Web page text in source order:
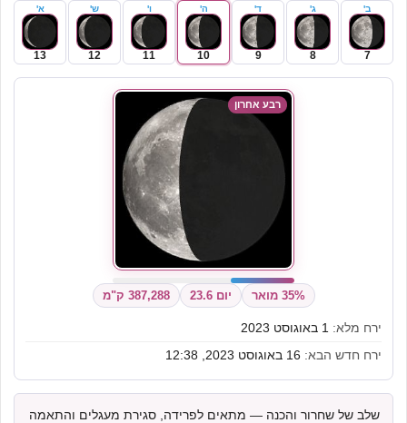
ב'
7
ג'
8
ד'
9
ה'
10
ו'
11
ש'
12
א'
13
רבע אחרון
35% מואר יום 23.6 387,288 ק"מ
ירח מלא:
ירח חדש הבא:
שלב של שחרור והכנה — מתאים לפרידה, סגירת מעגלים והתאמה